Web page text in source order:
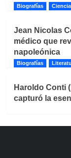
Biografías
Jean Nicolas
médico que
napoleónica
Biografías
Haroldo Conti
capturó la